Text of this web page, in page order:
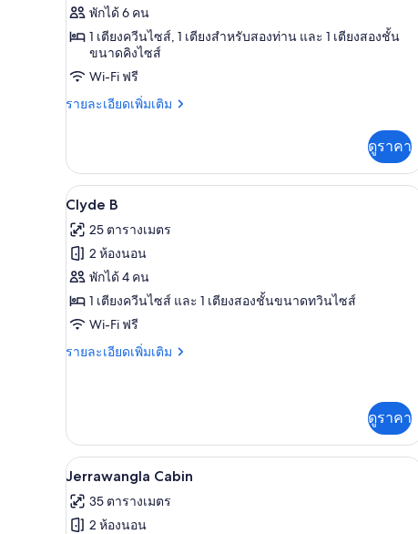
ห้อง
พัก
Merro
House
พักได้ 6 คน
1 เตียงควีนไซส์, 1 เตียงสำหรับสองท่าน และ 1 เตียงสองชั้น
ขนาดคิงไซส์
Wi-Fi ฟรี
รายละเอียดเพิ่มเติม
ราย
เกี่ยว
กับ
Merro
House
ดูราคา
เปิด
ภาพถ่าย
ทั้งหมด
ของ
Clyde
B
5
Clyde B
25 ตารางเมตร
2 ห้องนอน
พักได้ 4 คน
1 เตียงควีนไซส์ และ 1 เตียงสองชั้นขนาดทวินไซส์
Wi-Fi ฟรี
รายละเอียดเพิ่มเติม
ราย
กับ
Clyde
B
ดูราคา
เปิด
ภาพถ่าย
ทั้งหมด
8
Jerrawangla Cabin
35 ตารางเมตร
2 ห้องนอน